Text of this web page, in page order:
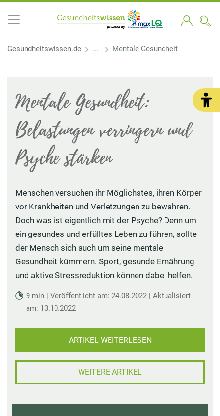
Gesundheitswissen.de Mentale Gesundheit
Mentale Gesundheit:
Belastungen verringern und
Psyche stärken
Menschen versuchen ihr Möglichstes, ihren Körper
vor Krankheiten und Verletzungen zu bewahren.
Doch was ist eigentlich mit der Psyche? Denn um
ein gesundes und erfülltes Leben zu führen, sollte
der Mensch sich auch um seine mentale
Gesundheit kümmern. Sport, gesunde Ernährung
und aktive Stressreduktion können dabei helfen.
9 min | Veröffentlicht am: 24.08.2022 | Aktualisiert
am: 13.10.2022
ARTIKEL WEITERLESEN
WEITERE ARTIKEL